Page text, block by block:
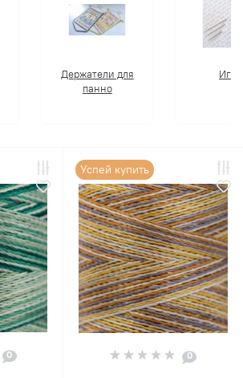
Держатели для
панно
Иглы
0
Успей купить
0